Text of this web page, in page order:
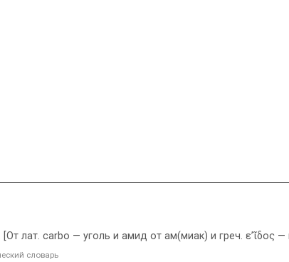
лат. carbo — уголь и амид от ам(миак) и греч. ε’ι̃δος —
словарь